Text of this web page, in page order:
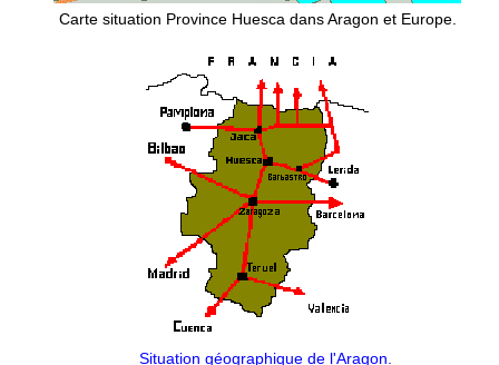
Carte situation Province Huesca dans Aragon et Europe.
Situation géographique de l'Aragon.